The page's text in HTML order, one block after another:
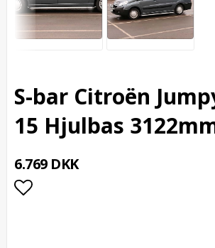
S-bar Citroën
15 Hjulbas
6.769 DKK